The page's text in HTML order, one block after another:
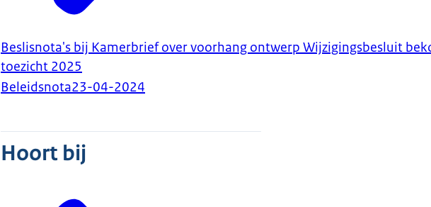
Beslisnota's bij Kamerbrief over voorhang ontwerp Wijzigingsbesluit
toezicht 2025
Beleidsnota23-04-2024
Hoort bij